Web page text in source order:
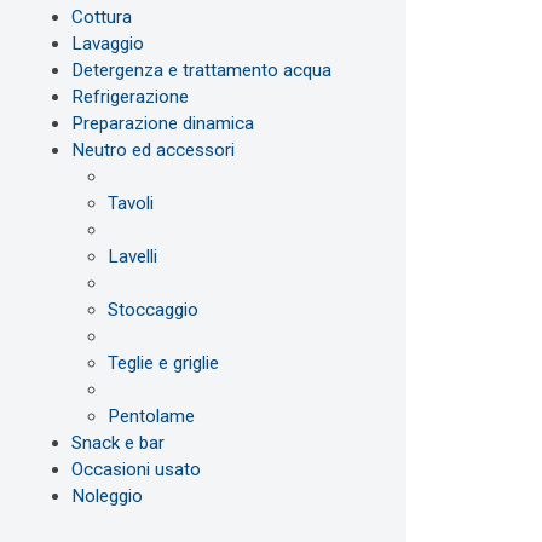
Cottura
Lavaggio
Detergenza e trattamento acqua
Refrigerazione
Preparazione dinamica
Neutro ed accessori
Tavoli
Lavelli
Stoccaggio
Teglie e griglie
Pentolame
Snack e bar
Occasioni usato
Noleggio